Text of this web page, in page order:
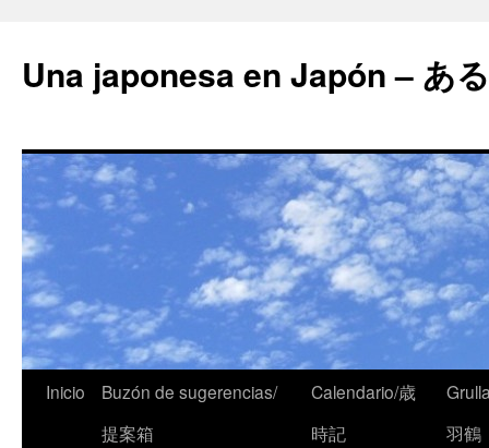
Una japonesa en Japón – あ
Inicio
Buzón de sugerencias/
提案箱
Calendario/歳
時記
羽鶴